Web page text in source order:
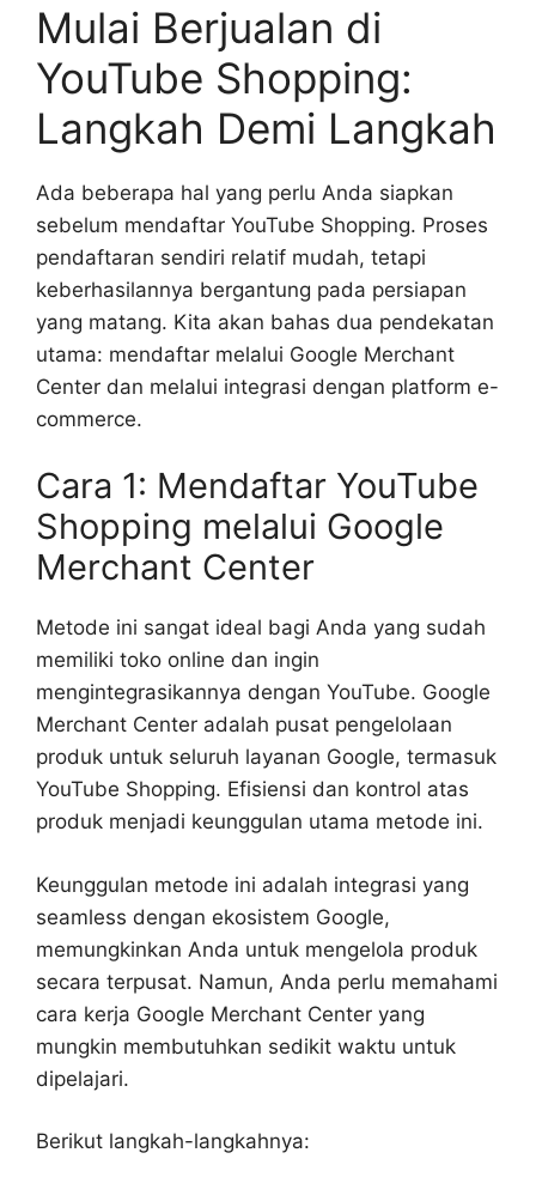
Mulai Berjualan di
YouTube Shopping:
Langkah Demi Langkah
Ada beberapa hal yang perlu Anda siapkan
sebelum mendaftar YouTube Shopping. Proses
pendaftaran sendiri relatif mudah, tetapi
keberhasilannya bergantung pada persiapan
yang matang. Kita akan bahas dua pendekatan
utama: mendaftar melalui Google Merchant
Center dan melalui integrasi dengan platform e-
commerce.
Cara 1: Mendaftar YouTube
Shopping melalui Google
Merchant Center
Metode ini sangat ideal bagi Anda yang sudah
memiliki toko online dan ingin
mengintegrasikannya dengan YouTube. Google
Merchant Center adalah pusat pengelolaan
produk untuk seluruh layanan Google, termasuk
YouTube Shopping. Efisiensi dan kontrol atas
produk menjadi keunggulan utama metode ini.
Keunggulan metode ini adalah integrasi yang
seamless dengan ekosistem Google,
memungkinkan Anda untuk mengelola produk
secara terpusat. Namun, Anda perlu memahami
cara kerja Google Merchant Center yang
mungkin membutuhkan sedikit waktu untuk
dipelajari.
Berikut langkah-langkahnya: